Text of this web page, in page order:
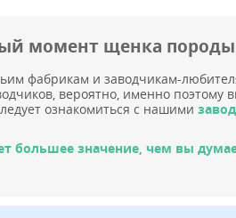
момент щенка
фабрикам и заводчикам-
вероятно, именно
ознакомиться с нашими
большее значение, чем вы